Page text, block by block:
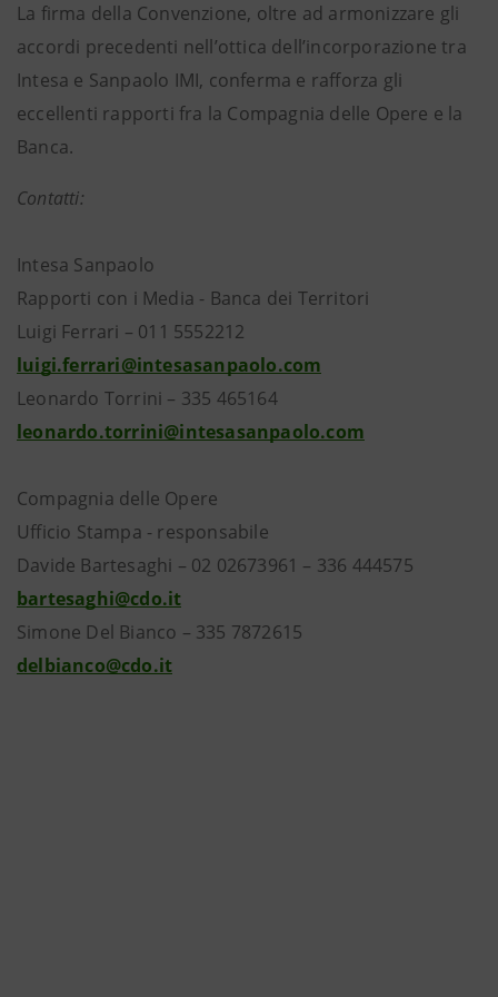
La firma della Convenzione, oltre ad armonizzare gli
accordi precedenti nell’ottica dell’incorporazione tra
Intesa e Sanpaolo IMI, conferma e rafforza gli
eccellenti rapporti fra la Compagnia delle Opere e la
Banca.
Contatti:
Intesa Sanpaolo
Rapporti con i Media - Banca dei Territori
Luigi Ferrari – 011 5552212
luigi.ferrari@intesasanpaolo.com
Leonardo Torrini – 335 465164
leonardo.torrini@intesasanpaolo.com
Compagnia delle Opere
Ufficio Stampa - responsabile
Davide Bartesaghi – 02 02673961 – 336 444575
bartesaghi@cdo.it
Simone Del Bianco – 335 7872615
delbianco@cdo.it